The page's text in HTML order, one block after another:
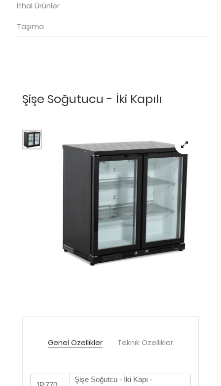
İthal Ürünler
Taşıma
Şişe Soğutucu - İki Kapılı
Genel Özellikler Teknik Özellikler
Şişe Soğutcu - İki Kapı -